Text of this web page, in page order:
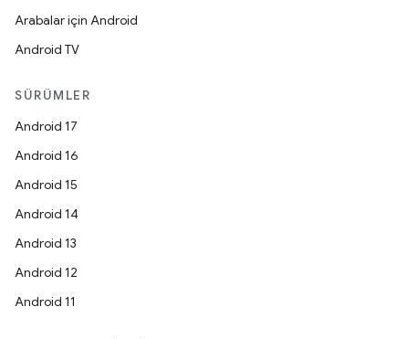
Arabalar için Android
Android TV
SÜRÜMLER
Android 17
Android 16
Android 15
Android 14
Android 13
Android 12
Android 11